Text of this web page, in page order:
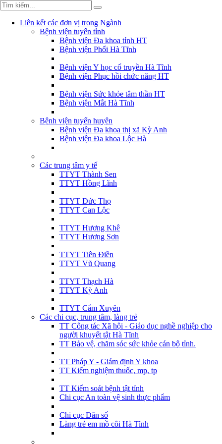
Liên kết các đơn vị trong Ngành
Bệnh viện tuyến tỉnh
Bệnh viện Đa khoa tỉnh HT
Bệnh viện Phổi Hà Tĩnh
Bệnh viện Y học cổ truyền Hà Tĩnh
Bệnh viện Phục hồi chức năng HT
Bệnh viện Sức khỏe tâm thần HT
Bệnh viện Mắt Hà Tĩnh
Bệnh viện tuyến huyện
Bệnh viện Đa khoa thị xã Kỳ Anh
Bệnh viện Đa khoa Lộc Hà
Các trung tâm y tế
TTYT Thành Sen
TTYT Hồng Lĩnh
TTYT Đức Thọ
TTYT Can Lộc
TTYT Hương Khê
TTYT Hương Sơn
TTYT Tiên Điền
TTYT Vũ Quang
TTYT Thạch Hà
TTYT Kỳ Anh
TTYT Cẩm Xuyên
Các chi cục, trung tâm, làng trẻ
TT Công tác Xã hội - Giáo dục nghề nghiệp cho
người khuyết tật Hà Tĩnh
TT Bảo vệ, chăm sóc sức khỏe cán bộ tỉnh.
TT Pháp Y - Giám định Y khoa
TT Kiểm nghiệm thuốc, mp, tp
TT Kiểm soát bệnh tật tỉnh
Chi cục An toàn vệ sinh thực phẩm
Chi cục Dân số
Làng trẻ em mồ côi Hà Tĩnh